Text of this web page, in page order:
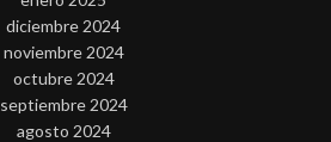
diciembre 2024
noviembre 2024
octubre 2024
septiembre 2024
agosto 2024